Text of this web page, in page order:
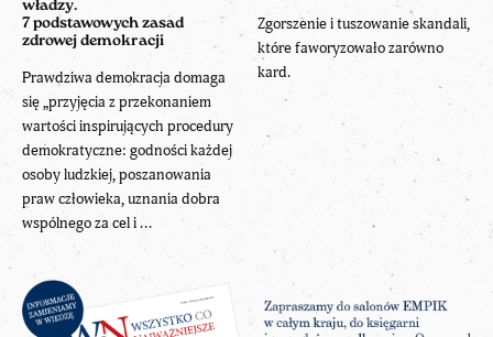
władzy.
7 podstawowych zasad
zdrowej demokracji
Prawdziwa demokracja domaga
się „przyjęcia z przekonaniem
wartości inspirujących procedury
demokratyczne: godności każdej
osoby ludzkiej, poszanowania
praw człowieka, uznania dobra
wspólnego za cel i ...
Zgorszenie i tuszowanie skandali,
które faworyzowało zarówno
kard.